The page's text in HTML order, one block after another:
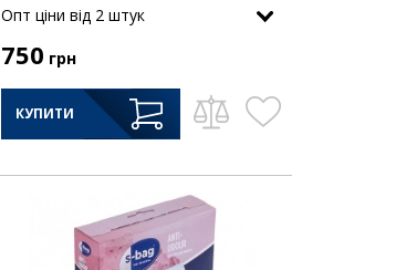
Опт цiни від 2 штук
750 грн
КУПИТИ